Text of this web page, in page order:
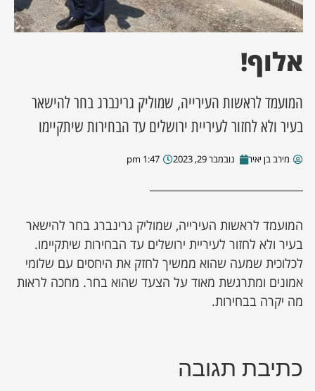
מסע מלחמה
השבוע
אלוף!
המועמד לראשות העירייה, שמוליק גרינברג בחר להישאר
בעיר ולא לחזור לעיריית ירושלים עד הבחירות שיתקיימו
מירב בן יאיר נובמבר 29, 2023 1:47 pm
המועמד לראשות העירייה, שמוליק גרינברג בחר להישאר
בעיר ולא לחזור לעיריית ירושלים עד הבחירות שיתקיימו.
לכלוכית שמעה שהוא ממשיך לחזק את היחסים עם שלומי
אמונים ומתרגשת מאוד על הצעד שהוא בחר. מחכה לראות
מה יקרה בבחירות.
כתיבת תגובה